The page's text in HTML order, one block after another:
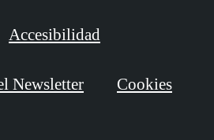
Accesibilidad
Newsletter Cookies